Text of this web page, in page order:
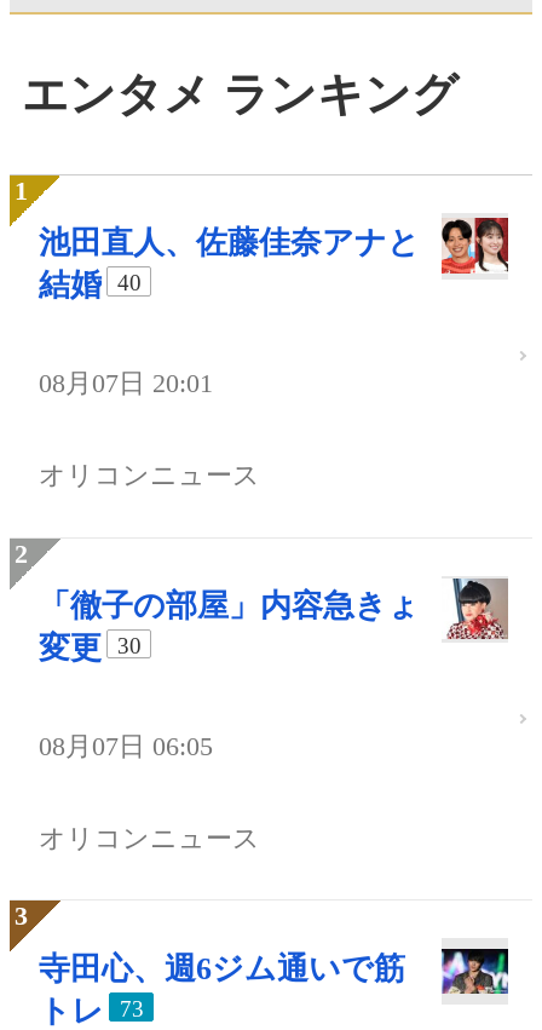
エンタメ ランキング
池田直人、佐藤佳奈アナと
結婚
40
08月07日 20:01
オリコンニュース
「徹子の部屋」内容急きょ
変更
30
08月07日 06:05
オリコンニュース
寺田心、週6ジム通いで筋
トレ
73